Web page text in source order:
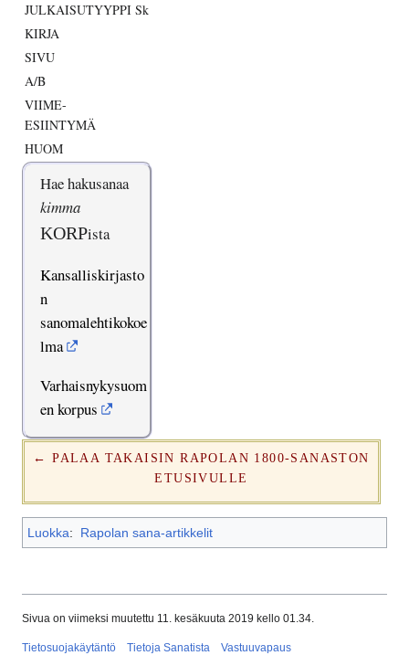
JULKAISUTYYPPI Sk
KIRJA
SIVU
A/B
VIIME-
ESIINTYMÄ
HUOM
Hae hakusanaa
kimma
KORPista
Kansalliskirjasto
n
sanomalehtikokoe
lma
Varhaisnykysuom
en korpus
← PALAA TAKAISIN RAPOLAN 1800-SANASTON
ETUSIVULLE
Luokka: Rapolan sana-artikkelit
Sivua on viimeksi muutettu 11. kesäkuuta 2019 kello 01.34.
Tietosuojakäytäntö Tietoja Sanatista Vastuuvapaus